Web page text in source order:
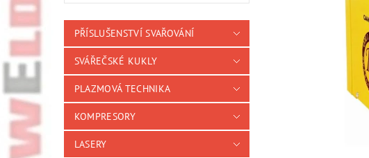
PŘÍSLUŠENSTVÍ SVAŘOVÁNÍ
SVÁŘEČSKÉ KUKLY
PLAZMOVÁ TECHNIKA
KOMPRESORY
LASERY